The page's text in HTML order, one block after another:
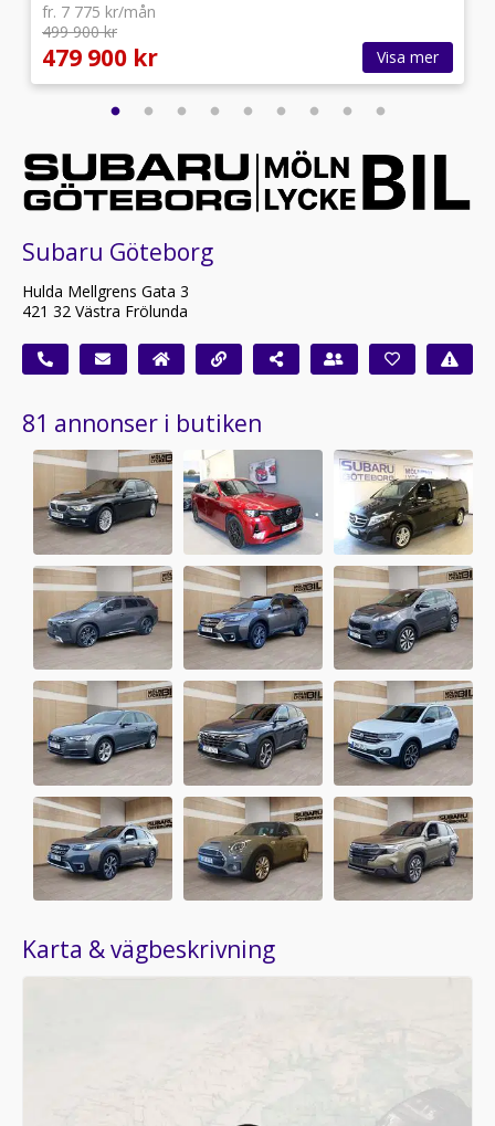
fr. 7 775 kr/mån
499 900 kr
479 900 kr Visa mer
Subaru Göteborg
Hulda Mellgrens Gata 3
421 32 Västra Frölunda
81 annonser i butiken
Karta & vägbeskrivning